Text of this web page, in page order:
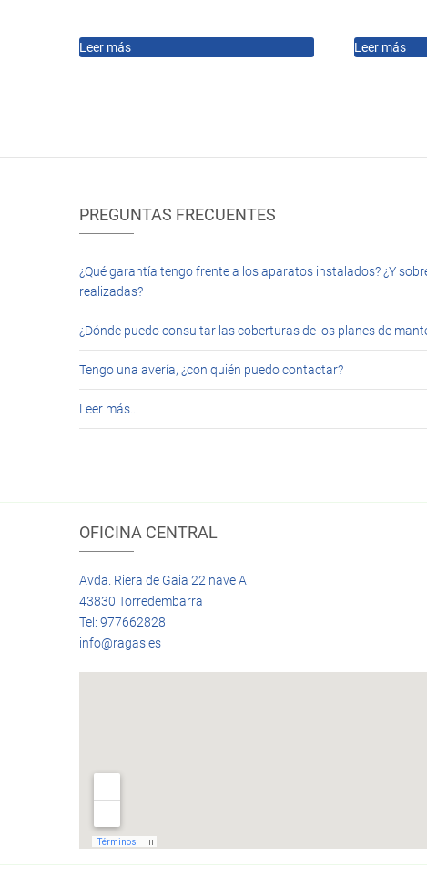
Leer más Leer más
PREGUNTAS FRECUENTES
¿Qué garantía tengo frente a los aparatos instalados? ¿Y
realizadas?
¿Dónde puedo consultar las coberturas de los planes de
Tengo una avería, ¿con quién puedo contactar?
Leer más…
OFICINA CENTRAL
Avda. Riera de Gaia 22 nave A
43830 Torredembarra
Tel: 977662828
info@ragas.es